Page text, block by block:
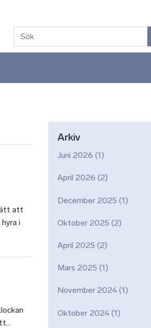
att
i
Arkiv
Juni 2026 (1)
April 2026 (2)
December 2025 (1)
Oktober 2025 (2)
April 2025 (2)
Mars 2025 (1)
November 2024 (1)
Oktober 2024 (1)